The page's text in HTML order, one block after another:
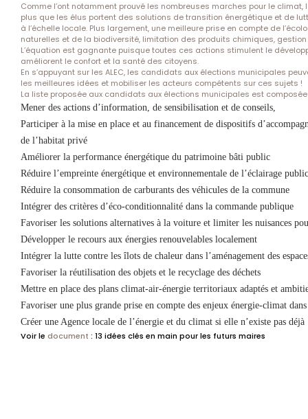
Comme l’ont notamment prouvé les nombreuses marches pour le
plus que les élus portent des solutions de transition énergétique et de
à l’échelle locale. Plus largement, une meilleure prise en compte de
naturelles et de la biodiversité, limitation des produits chimiques,
L’équation est gagnante puisque toutes ces actions stimulent le
améliorent le confort et la santé des citoyens.
En s’appuyant sur les ALEC, les candidats aux élections municipales
les meilleures idées et mobiliser les acteurs compétents sur ces sujets !
La liste proposée aux candidats aux élections municipales est composée
Mener des actions d’information, de sensibilisation et de conseils,
Participer à la mise en place et au financement de dispositifs
de l’habitat privé
Améliorer la performance énergétique du patrimoine bâti public
Réduire l’empreinte énergétique et environnementale de l’éclairage public
Réduire la consommation de carburants des véhicules de la commune
Intégrer des critères d’éco-conditionnalité dans la commande publique
Favoriser les solutions alternatives à la voiture et limiter les nuisances
Développer le recours aux énergies renouvelables localement
Intégrer la lutte contre les îlots de chaleur dans l’aménagement des
Favoriser la réutilisation des objets et le recyclage des déchets
Mettre en place des plans climat-air-énergie territoriaux adaptés et
Favoriser une plus grande prise en compte des enjeux énergie-climat
Créer une Agence locale de l’énergie et du climat si elle n’existe pas déjà
Voir le document : 13 idées clés en main pour les futurs maires